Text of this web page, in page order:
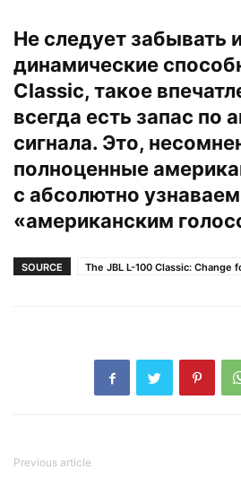
Не следует
динамические
Classic, такое
всегда есть запас по
сигнала. Это,
полноценные
с абсолютно
«американским
SOURCE The JBL L-100 Classic: Change
Previous article